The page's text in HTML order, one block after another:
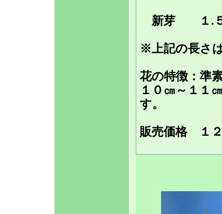
新芽 １.
※上記の長さ
花の特徴：準
１０㎝～１１
す。
販売価格 １